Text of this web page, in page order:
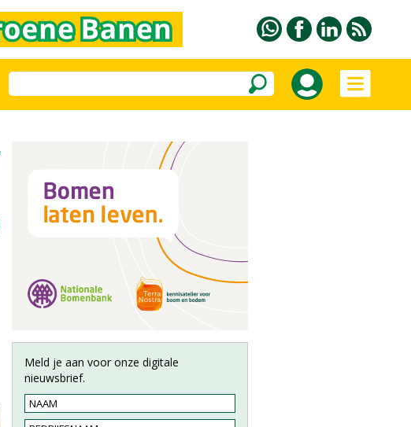
Meld je aan voor onze digitale
nieuwsbrief.